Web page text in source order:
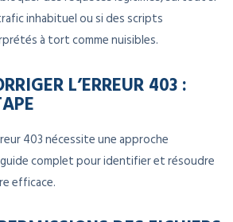
inhabituel ou si des scripts
à tort comme nuisibles.
L’ERREUR 403 :
403 nécessite une approche
complet pour identifier et résoudre
efficace.